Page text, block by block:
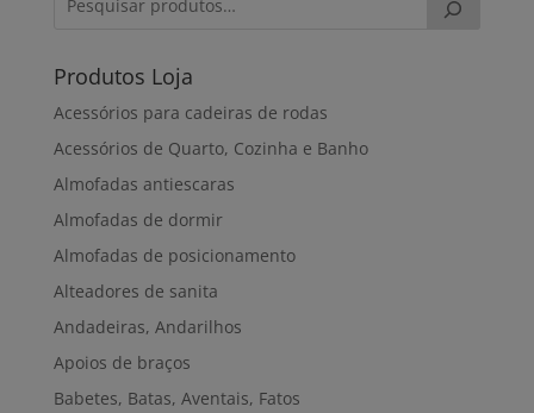
Produtos Loja
Acessórios para cadeiras de rodas
Acessórios de Quarto, Cozinha e Banho
Almofadas antiescaras
Almofadas de dormir
Almofadas de posicionamento
Alteadores de sanita
Andadeiras, Andarilhos
Apoios de braços
Babetes, Batas, Aventais, Fatos